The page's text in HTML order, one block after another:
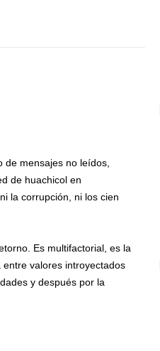
de mensajes no leídos,
de huachicol en
la corrupción, ni los cien
Es multifactorial, es la
valores introyectados
y después por la